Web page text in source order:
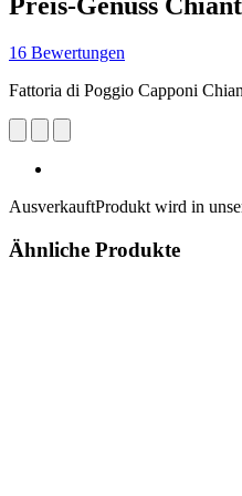
16 Bewertungen
Fattoria di Poggio Capponi
AusverkauftProdukt wird in
Ähnliche Produkte